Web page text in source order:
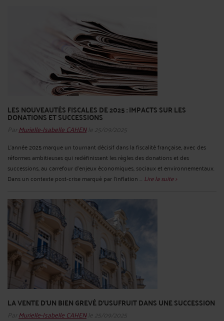
LES NOUVEAUTÉS FISCALES DE 2025 : IMPACTS SUR LES
DONATIONS ET SUCCESSIONS
Par Murielle-Isabelle CAHENle 25/09/2025
L’année 2025 marque un tournant décisif dans la fiscalité française, avec des
réformes ambitieuses qui redéfinissent les règles des donations et des
successions, au carrefour d’enjeux économiques, sociaux et environnementaux.
Dans un contexte post-crise marqué par l’inflation ... Lire la suite >
LA VENTE D’UN BIEN GREVÉ D’USUFRUIT DANS UNE SUCCESSION
Par Murielle-Isabelle CAHENle 25/09/2025